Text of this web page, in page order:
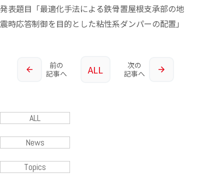
発表題目「最適化手法による鉄骨置屋根支承部の地
震時応答制御を目的とした粘性系ダンパーの配置」
前の
記事へ
ALL
次の
記事へ
ALL
News
Topics